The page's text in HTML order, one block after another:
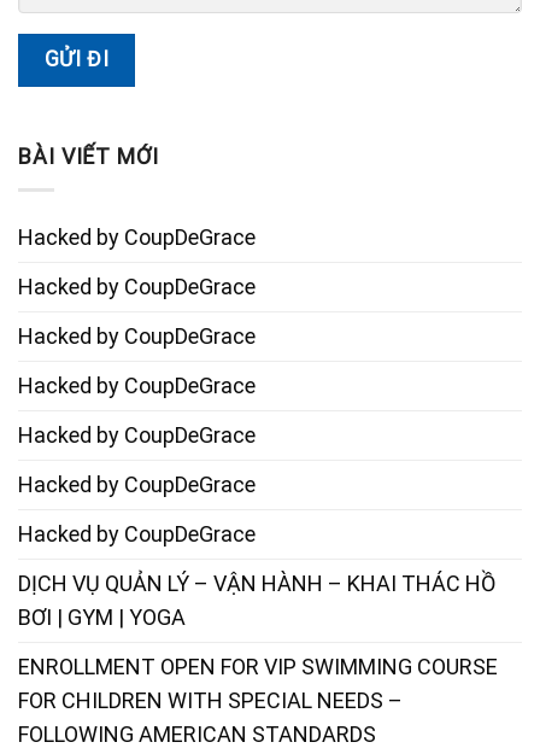
BÀI VIẾT MỚI
Hacked by CoupDeGrace
Hacked by CoupDeGrace
Hacked by CoupDeGrace
Hacked by CoupDeGrace
Hacked by CoupDeGrace
Hacked by CoupDeGrace
Hacked by CoupDeGrace
DỊCH VỤ QUẢN LÝ – VẬN HÀNH – KHAI THÁC HỒ
BƠI | GYM | YOGA
ENROLLMENT OPEN FOR VIP SWIMMING COURSE
FOR CHILDREN WITH SPECIAL NEEDS –
FOLLOWING AMERICAN STANDARDS